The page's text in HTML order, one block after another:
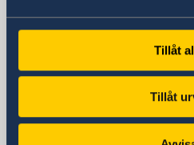
Tillåt
Tillåt
Sveriges ambassad
Indien, New Delhi